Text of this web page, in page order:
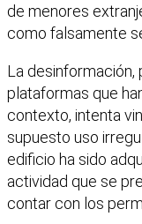
de menores
como falsamente
La
plataformas que
contexto, intenta
supuesto uso
edificio ha sido
actividad que se
contar con los